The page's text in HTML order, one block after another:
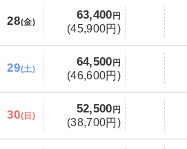
28(金)
63,400 円
(45,900円)
29(土)
64,500 円
(46,600円)
30(日)
52,500 円
(38,700円)